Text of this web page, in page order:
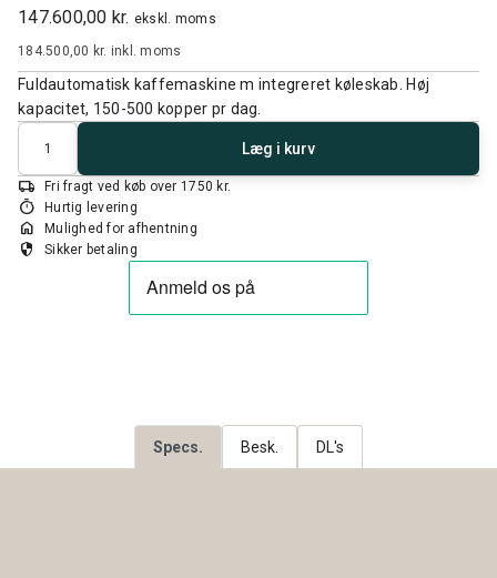
147.600,00 kr. ekskl. moms
184.500,00 kr. inkl. moms
Fuldautomatisk kaffemaskine m integreret køleskab. Høj
kapacitet, 150-500 kopper pr dag.
Antal
Læg i kurv
local_shipping Fri fragt ved køb over 1750 kr.
timer Hurtig levering
home Mulighed for afhentning
security Sikker betaling
Specs. Besk. DL's